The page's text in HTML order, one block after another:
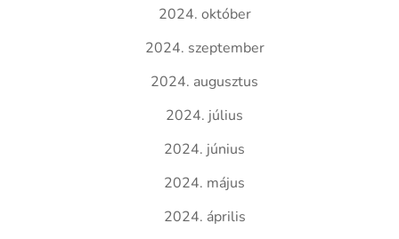
2024. október
2024. szeptember
2024. augusztus
2024. július
2024. június
2024. május
2024. április